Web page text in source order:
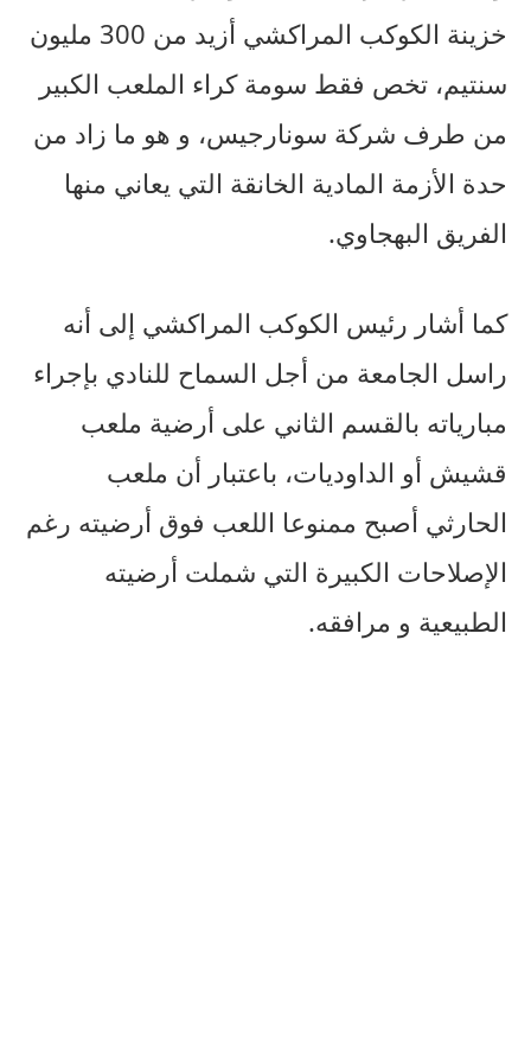
خزينة الكوكب المراكشي أزيد من 300 مليون
سنتيم، تخص فقط سومة كراء الملعب الكبير
من طرف شركة سونارجيس، و هو ما زاد من
حدة الأزمة المادية الخانقة التي يعاني منها
الفريق البهجاوي.
كما أشار رئيس الكوكب المراكشي إلى أنه
راسل الجامعة من أجل السماح للنادي بإجراء
مبارياته بالقسم الثاني على أرضية ملعب
قشيش أو الداوديات، باعتبار أن ملعب
الحارثي أصبح ممنوعا اللعب فوق أرضيته رغم
الإصلاحات الكبيرة التي شملت أرضيته
الطبيعية و مرافقه.